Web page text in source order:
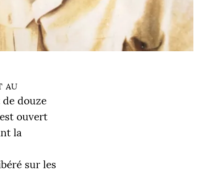
au
de douze
ouvert
la
sur les